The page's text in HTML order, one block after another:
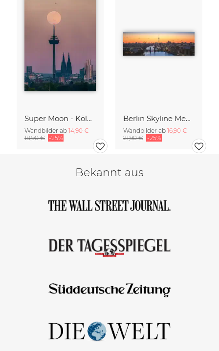
Super Moon - Köln Skyline
Wandbilder ab 14,90 €
18,90 € -25%
Berlin Skyline Mediaspree mit Fernsehturm zum Sonnenuntergang
Wandbilder ab 16,90 €
21,90 € -25%
Bekannt aus